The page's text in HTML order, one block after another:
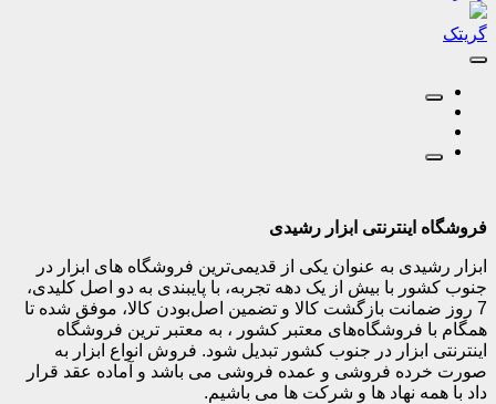
گریتک
فروشگاه اینترنتی ابزار رشیدی
ابزار رشیدی به عنوان یکی از قدیمی‌ترین فروشگاه های ابزار در
جنوب کشور با بیش از یک دهه تجربه، با پایبندی به دو اصل کلیدی،
7 روز ضمانت بازگشت کالا و تضمین اصل‌بودن کالا، موفق شده تا
همگام با فروشگاه‌های معتبر کشور ، به معتبر ترین فروشگاه
اینترنتی ابزار در جنوب کشور تبدیل شود. فروش انواع ابزار به
صورت خرده فروشی و عمده فروشی می باشد و آماده عقد قرار
داد با همه نهاد ها و شرکت ها می باشیم.